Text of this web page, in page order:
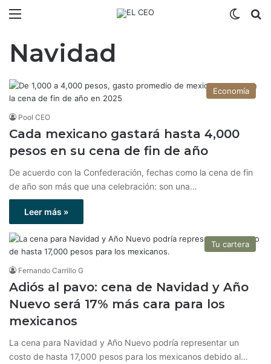
Navidad
Economía
Pool CEO
Cada mexicano gastará hasta 4,000
pesos en su cena de fin de año
De acuerdo con la Confederación, fechas como la cena de fin
de año son más que una celebración: son una…
Leer más »
Tu cartera
Fernando Carrillo G
Adiós al pavo: cena de Navidad y Año
Nuevo será 17% más cara para los
mexicanos
La cena para Navidad y Año Nuevo podría representar un
costo de hasta 17,000 pesos para los mexicanos debido al…